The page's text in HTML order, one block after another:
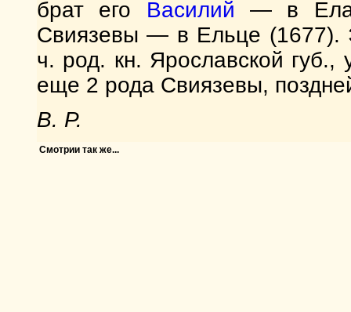
брат его Василий — в
Свиязевы — в Ельце (1677).
ч. род. кн. Ярославской губ.,
еще 2 рода Свиязевы,
В. Р.
Смотрии так же...